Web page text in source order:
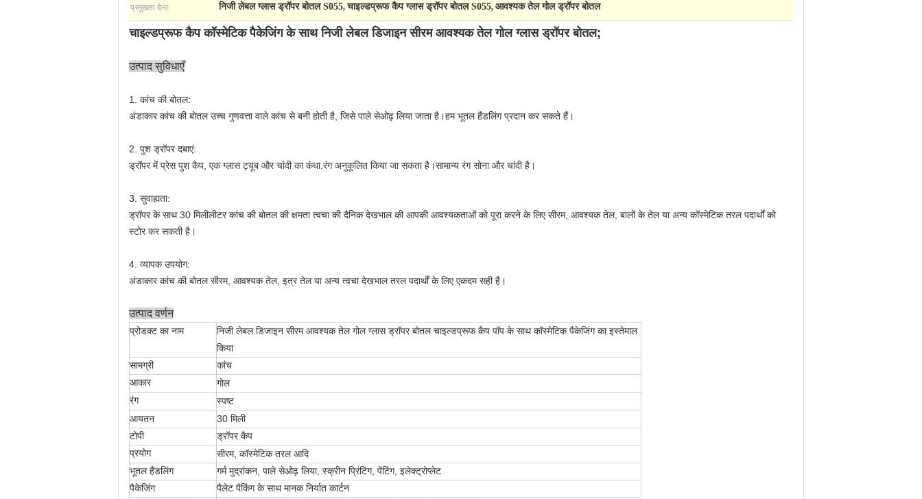
प्रमुखता देना: निजी लेबल ग्लास ड्रॉपर बोतल S055,चाइल्डप्रूफ कैप ग्लास ड्रॉपर बोतल S055, आवश्यक तेल गोल ड्रॉपर बोतल
चाइल्डप्रूफ कैप कॉस्मेटिक पैकेजिंग के साथ निजी लेबल डिजाइन सीरम आवश्यक तेल गोल ग्लास ड्रॉपर बोतल;
उत्पाद सुविधाएँ
1. कांच की बोतल:
अंडाकार कांच की बोतल उच्च गुणवत्ता वाले कांच से बनी होती है, जिसे पाले सेओढ़ लिया जाता है।हम भूतल हैंडलिंग प्रदान कर सकते हैं।
2. पुश ड्रॉपर दबाएं:
ड्रॉपर में प्रेस पुश कैप, एक ग्लास ट्यूब औरचांदी का कंधा.रंग अनुकूलित किया जा सकता है।सामान्य रंग सोना और चांदी है।
3. सुवाह्यता:
ड्रॉपर के साथ 30 मिलीलीटर कांच की बोतल की क्षमता त्वचा की दैनिक देखभाल की आपकी आवश्यकताओं को पूरा करने के लिए सीरम, आवश्यक तेल, बालों के तेल या अन्य कॉस्मेटिक तरल पदार्थों को
स्टोर कर सकती है।
4. व्यापक उपयोग:
अंडाकार कांच की बोतल सीरम, आवश्यक तेल, इत्र तेल या अन्य त्वचा देखभाल तरल पदार्थों के लिए एकदम सही है।
उत्पाद वर्णन
प्रोडक्ट का नाम
निजी लेबल डिजाइन सीरम आवश्यक तेल गोल ग्लास ड्रॉपर बोतल चाइल्डप्रूफ कैप पॉप के साथ कॉस्मेटिक पैकेजिंग का इस्तेमाल
किया
सामग्री
कांच
आकार
गोल
रंग
स्पष्ट
आयतन
30 मिली
टोपी
ड्रॉपर कैप
प्रयोग
सीरम, कॉस्मेटिक तरल आदि
भूतल हैंडलिंग
गर्म मुद्रांकन, पाले सेओढ़ लिया, स्क्रीन प्रिंटिंग, पेंटिंग, इलेक्ट्रोप्लेट
पैकेजिंग
पैलेट पैकिंग के साथ मानक निर्यात कार्टन